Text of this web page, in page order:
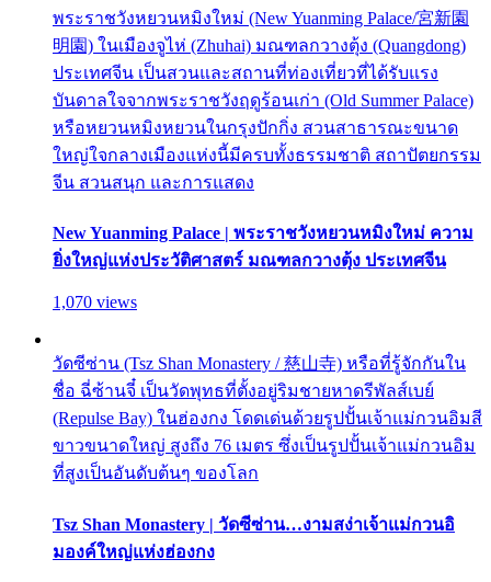
พระราชวังหยวนหมิงใหม่ (New Yuanming Palace/宮新園
明園) ในเมืองจูไห่ (Zhuhai) มณฑลกวางตุ้ง (Quangdong)
ประเทศจีน เป็นสวนและสถานที่ท่องเที่ยวที่ได้รับแรง
บันดาลใจจากพระราชวังฤดูร้อนเก่า (Old Summer Palace)
หรือหยวนหมิงหยวนในกรุงปักกิ่ง สวนสาธารณะขนาด
ใหญ่ใจกลางเมืองแห่งนี้มีครบทั้งธรรมชาติ สถาปัตยกรรม
จีน สวนสนุก และการแสดง
New Yuanming Palace | พระราชวังหยวนหมิงใหม่ ความ
ยิ่งใหญ่แห่งประวัติศาสตร์ มณฑลกวางตุ้ง ประเทศจีน
1,070 views
วัดซีซ่าน (Tsz Shan Monastery / 慈山寺) หรือที่รู้จักกันใน
ชื่อ ฉี่ซ้านจี๋ เป็นวัดพุทธที่ตั้งอยู่ริมชายหาดรีพัลส์เบย์
(Repulse Bay) ในฮ่องกง โดดเด่นด้วยรูปปั้นเจ้าแม่กวนอิมสี
ขาวขนาดใหญ่ สูงถึง 76 เมตร ซึ่งเป็นรูปปั้นเจ้าแม่กวนอิม
ที่สูงเป็นอันดับต้นๆ ของโลก
Tsz Shan Monastery | วัดซีซ่าน…งามสง่าเจ้าแม่กวนอิ
มองค์ใหญ่แห่งฮ่องกง